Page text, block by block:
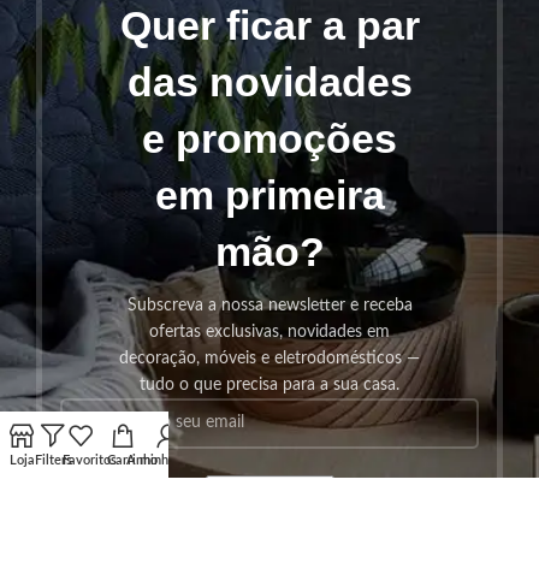
Quer ficar a par
das novidades
e promoções
em primeira
mão?
Subscreva a nossa newsletter e receba
ofertas exclusivas, novidades em
decoração, móveis e eletrodomésticos —
tudo o que precisa para a sua casa.
Loja FiltersFavoritosCarrinho
A minha conta